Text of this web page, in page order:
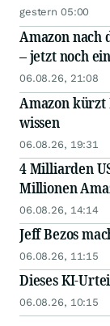
gestern 05:00
Amazon nach
– jetzt noch
06.08.26, 21:08
Amazon kürzt
wissen
06.08.26, 19:31
4 Milliarden
Millionen
06.08.26, 14:14
Jeff Bezos
06.08.26, 11:15
Dieses KI-
06.08.26, 10:15